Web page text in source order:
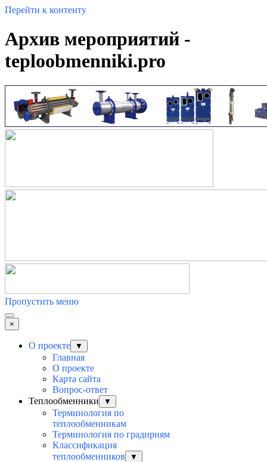
Перейти к контенту
Архив мероприятий -
teploobmenniki.pro
Пропустить меню
×
О проекте ▼
Главная
О проекте
Карта сайта
Вопрос-ответ
Теплообменники
▼
Терминология по
теплообменникам
Терминология по градирням
Классификация
теплообменников
▼